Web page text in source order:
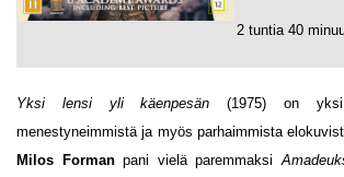
2 tuntia 40
Yksi lensi yli käenpesän (1975) on yksi
menestyneimmistä ja myös parhaimmista
Milos Formanpani vielä paremmaksi